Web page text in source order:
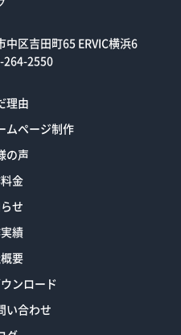
中区吉田町65 ERVIC横浜6
2550
理由
ムページ制作
の声
金
せ
績
要
ンロード
い合わせ